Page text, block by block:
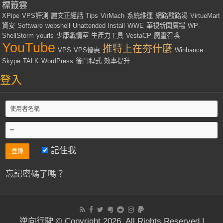
標籤雲
XPipe VPS評測 麗文正經話 Tips VirMach 系統維運 網路酸路湯 VirtueMart
資安 Software webshell Unattended Install WWE 華視新聞廣場 WP-
ShellStorm yourls 少康戰情室 生產力工具 VestaCP 魔靈召喚
YouTube VPS VPS優惠 推特上在夯什麼 Winhance
Skype TALK WordPress 後門程式 效率提升
登入
記住我
忘記密碼了嗎？